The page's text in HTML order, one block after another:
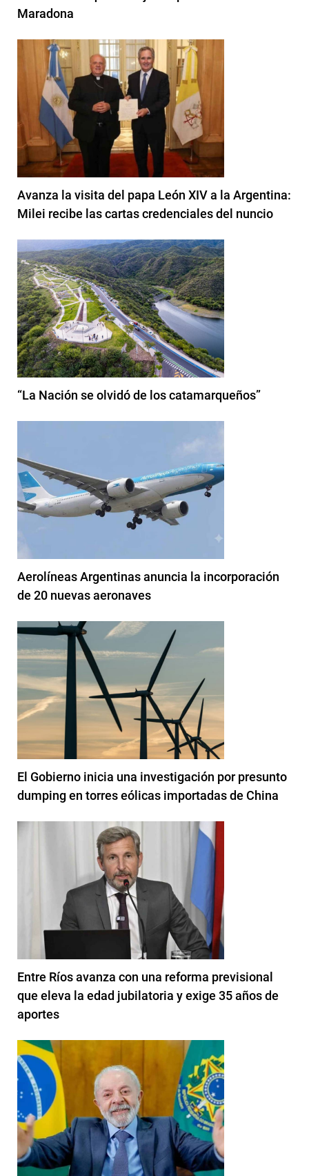
Maradona
Avanza la visita del papa León XIV a la Argentina:
Milei recibe las cartas credenciales del nuncio
“La Nación se olvidó de los catamarqueños”
Aerolíneas Argentinas anuncia la incorporación
de 20 nuevas aeronaves
El Gobierno inicia una investigación por presunto
dumping en torres eólicas importadas de China
Entre Ríos avanza con una reforma previsional
que eleva la edad jubilatoria y exige 35 años de
aportes